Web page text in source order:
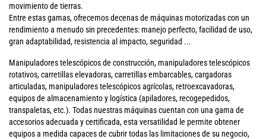
movimiento de tierras.
Entre estas gamas, ofrecemos decenas de máquinas motorizadas con un
rendimiento a menudo sin precedentes: manejo perfecto, facilidad de uso,
gran adaptabilidad, resistencia al impacto, seguridad ...
Manipuladores telescópicos de construcción, manipuladores telescópicos
rotativos, carretillas elevadoras, carretillas embarcables, cargadoras
articuladas, manipuladores telescópicos agrícolas, retroexcavadoras,
equipos de almacenamiento y logística (apiladores, recogepedidos,
transpaletas, etc.). Todas nuestras máquinas cuentan con una gama de
accesorios adecuada y certificada, esta versatilidad le permite obtener
equipos a medida capaces de cubrir todas las limitaciones de su negocio,